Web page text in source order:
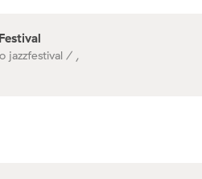
jazzfestival / ,